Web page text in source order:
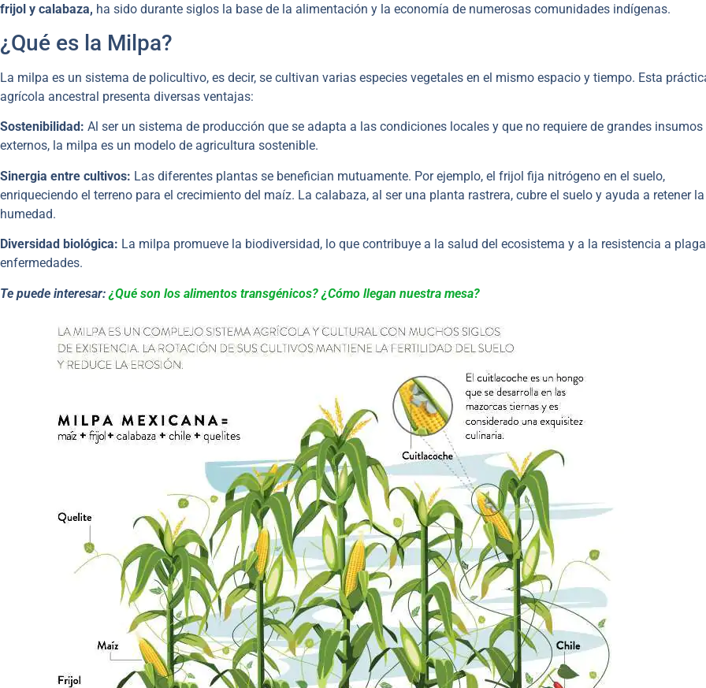
frijol y calabaza, ha sido durante siglos la base de la alimentación y la economía de numerosas comunidades indígenas.
¿Qué es la Milpa?
La milpa es un sistema de policultivo, es decir, se cultivan varias especies vegetales en el mismo espacio y tiempo. Esta
agrícola ancestral presenta diversas ventajas:
Sostenibilidad: Al ser un sistema de producción que se adapta a las condiciones locales y que no requiere de grandes insumos
externos, la milpa es un modelo de agricultura sostenible.
Sinergia entre cultivos: Las diferentes plantas se benefician mutuamente. Por ejemplo, el frijol fija nitrógeno en el suelo,
enriqueciendo el terreno para el crecimiento del maíz. La calabaza, al ser una planta rastrera, cubre el suelo y ayuda a retener la
humedad.
Diversidad biológica: La milpa promueve la biodiversidad, lo que contribuye a la salud del ecosistema y a la resistencia a
enfermedades.
Te puede interesar: ¿Qué son los alimentos transgénicos? ¿Cómo llegan nuestra mesa?